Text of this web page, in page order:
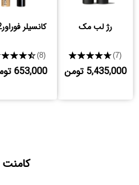
رژ لب مک
★★★★★(7)
5,435,000 تومن
کانسیلر فوراور52
(8)
653,000 تومن